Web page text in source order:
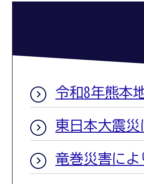
令和8年熊本
東日本大震
竜巻災害に